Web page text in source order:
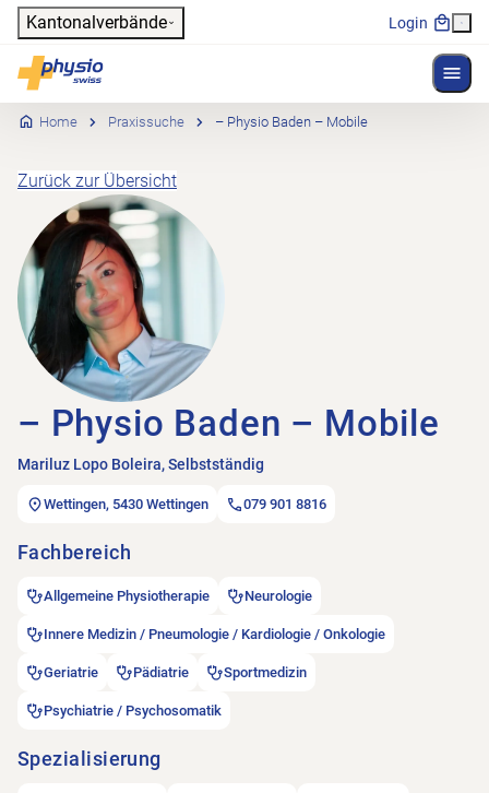
Header
Kantonalverbände Login
Physioswiss
Hauptnavigation
Home Praxissuche – Physio Baden – Mobile
Zurück zur Übersicht
– Physio Baden – Mobile
Mariluz Lopo Boleira, Selbstständig
Wettingen, 5430 Wettingen 079 901 8816
Fachbereich
Allgemeine Physiotherapie Neurologie
Innere Medizin / Pneumologie / Kardiologie / Onkologie
Geriatrie Pädiatrie Sportmedizin
Psychiatrie / Psychosomatik
Spezialisierung